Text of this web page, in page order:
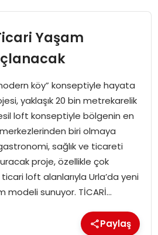
Yaşam
köy” konseptiyle hayata
yaklaşık 20 bin metrekarelik
loft konseptiyle bölgenin en
biri olmaya
sağlık ve ticareti
proje, özellikle çok
loft alanlarıyla Urla’da yeni
modeli sunuyor. TİCARİ…
Paylaş